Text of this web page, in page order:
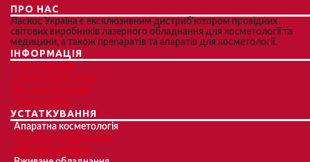
ПРО НАС
Ласкос Україна є ексклюзивним дистриб'ютором провідних
світових виробників лазерного обладнання для косметології та
медицини, а також препаратів та апаратів для косметології.
ІНФОРМАЦІЯ
Про компанію
Навчальний центр
Зв'язатися з нами
Карта сайту
УСТАТКУВАННЯ
Апаратна косметологія
Медичне обладнання
SPA обладнання